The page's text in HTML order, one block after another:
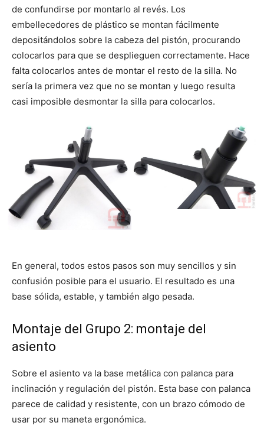
de confundirse por montarlo al revés. Los
embellecedores de plástico se montan fácilmente
depositándolos sobre la cabeza del pistón, procurando
colocarlos para que se desplieguen correctamente. Hace
falta colocarlos antes de montar el resto de la silla. No
sería la primera vez que no se montan y luego resulta
casi imposible desmontar la silla para colocarlos.
En general, todos estos pasos son muy sencillos y sin
confusión posible para el usuario. El resultado es una
base sólida, estable, y también algo pesada.
Montaje del Grupo 2: montaje del
asiento
Sobre el asiento va la base metálica con palanca para
inclinación y regulación del pistón. Esta base con palanca
parece de calidad y resistente, con un brazo cómodo de
usar por su maneta ergonómica.